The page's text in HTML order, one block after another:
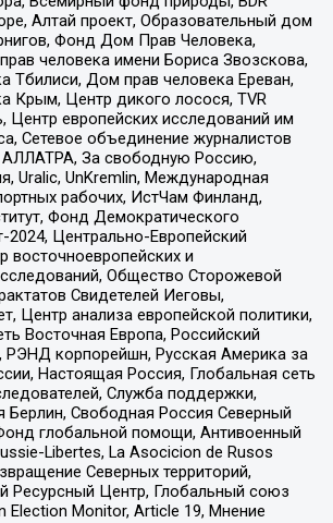
Алтай проект, Образовательный дом
Фонд Дом Прав Человека,
человека имени Бориса Звозскова,
Тбилиси, Дом прав человека Ереван,
Крым, Центр дикого лосося, TVR
европейских исследований им
Сетевое объединение журналистов
АЛЛАТРА, За свободную Россию,
Uralic, UnKremlin, Международная
рабочих, ИстЧам Финланд,
Фонд Демократического
2024, Центрально-Европейский
восточноевропейских и
Общество Сторожевой
Свидетелей Иеговы,
Центр анализа европейской политики,
Восточная Европа, Российский
РЭНД корпорейшн, Русская Америка за
Настоящая Россия, Глобальная сеть
Служба поддержки,
Берлин, Свободная Россия Северный
глобальной помощи, Антивоенный
Libertes, La Asocicion de Rusos
Северных территорий,
Ресурсный Центр, Глобальный союз
Election Monitor, Article 19, Мнение